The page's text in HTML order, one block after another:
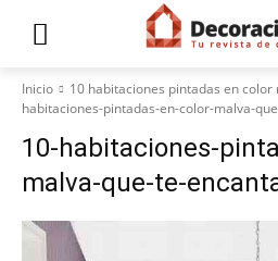
Inicio 10 habitaciones pintadas en
habitaciones-pintadas-en-color-malva-
10-habitaciones-
malva-que-te-